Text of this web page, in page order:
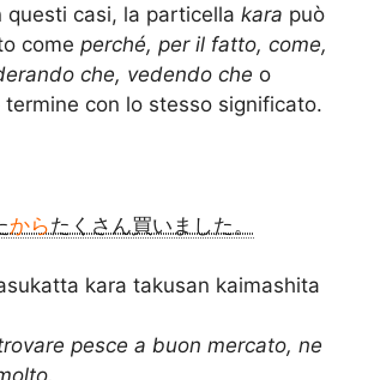
questi casi, la particella kara può
come perché, per il fatto, come,
che, vedendo che o
termine con lo stesso significato.
からたくさん買いました。
kara takusan kaimashita
pesce a buon mercato, ne